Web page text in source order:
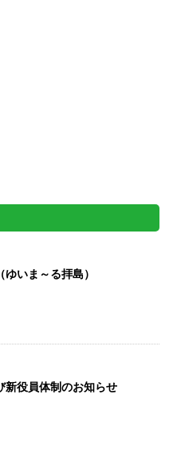
ゆいま～る拝島）
新役員体制のお知らせ